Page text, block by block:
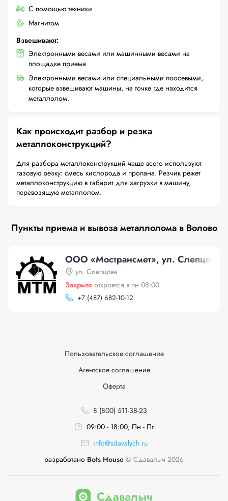
С помощью техники
Магнитом
Взвешивают:
Электронными весами или машинными весами на
площадке приема
Электронными весами или специальными поосевыми,
которые взвешивают машины, на точке где находится
металлолом.
Как происходит разбор и резка
металлоконструкций?
Для разбора металлоконструкций чаще всего используют
газовую резку: смесь кислорода и пропана. Резчик режет
металлоконструкцию в габарит для загрузки в машину,
перевозящую металлолом.
Пункты приема и вывоза металлолома в Волово
ООО «Мострансмет», ул. Слепцова
ул. Слепцова
Закрыто откроется в пн 08:00
+7 (487) 682-10-12
Пользовательское соглашение
Агентское соглашение
Оферта
8 (800) 511-38-23
09:00 - 18:00, Пн - Пт
info@sdavalych.ru
разработано Bots House © Сдавалыч 2026